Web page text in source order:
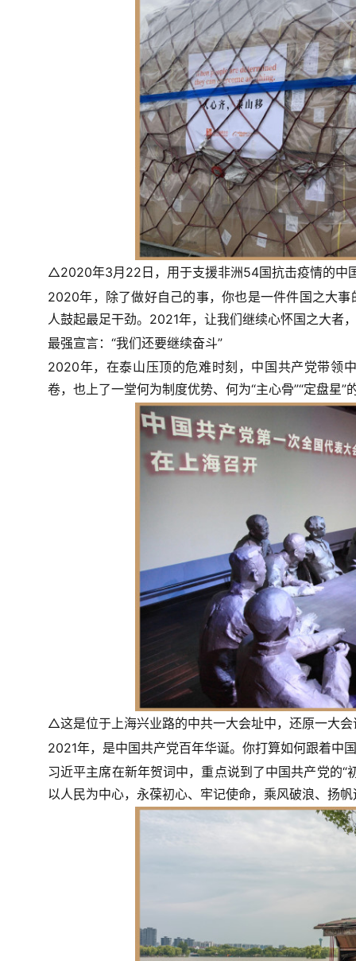
△2020年3月22日，用于支援非洲54国抗击疫情的中
2020年，除了做好自己的事，你也是一件件国之大
人鼓起最足干劲。2021年，让我们继续心怀国之大者
最强宣言：“我们还要继续奋斗”
2020年，在泰山压顶的危难时刻，中国共产党带领
卷，也上了一堂何为制度优势、何为“主心骨”“定盘星”
△这是位于上海兴业路的中共一大会址中，还原一大
2021年，是中国共产党百年华诞。你打算如何跟着中
习近平主席在新年贺词中，重点说到了中国共产党的
以人民为中心， 永葆初心、牢记使命，乘风破浪、扬